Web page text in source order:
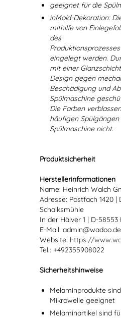
geeignet für die
inMold-Dekoration:
mithilfe von
des
eingelegt werden.
mit einer
Design gegen
Beschädigung und
Spülmaschine
Die Farben
häufigen Spülgängen
Spülmaschine nicht.
Produktsicherheit
Herstellerinformationen
Name: Heinrich Walch
Adresse: Postfach 1420 |
Schalksmühle
In der Hälver 1 | D-
E-Mail: admin@wadoo.de
Website: https://
Tel.: +492355908022
Sicherheitshinweise
Melaminprodukte
Mikrowelle geeignet
Melaminartikel sind